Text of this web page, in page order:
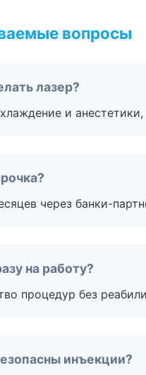
вопросы
лазер?
и
через банки-
на работу?
процедур без
инъекции?